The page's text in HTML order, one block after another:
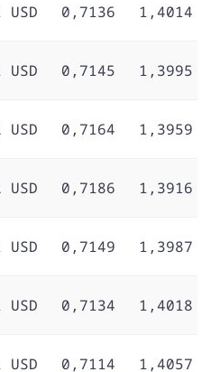
0,7136 1,4014
0,7145 1,3995
0,7164 1,3959
0,7186 1,3916
0,7149 1,3987
0,7134 1,4018
0,7114 1,4057